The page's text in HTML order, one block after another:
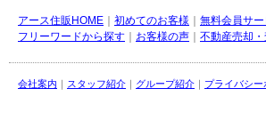
アース住販HOME 初めてのお客様 無料会員サー
フリーワードから探す
お客様の声 不動産売却・
会社案内 スタッフ紹介 グループ紹介 プライバシー